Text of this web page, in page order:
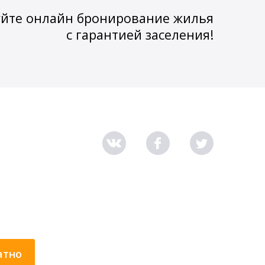
онлайн бронирование жилья
с гарантией заселения!